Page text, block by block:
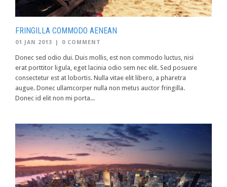
FRINGILLA COMMODO AENEAN
01 JAN 2013 | 0 COMMENT
Donec sed odio dui. Duis mollis, est non commodo luctus, nisi
erat porttitor ligula, eget lacinia odio sem nec elit. Sed posuere
consectetur est at lobortis. Nulla vitae elit libero, a pharetra
augue. Donec ullamcorper nulla non metus auctor fringilla.
Donec id elit non mi porta...